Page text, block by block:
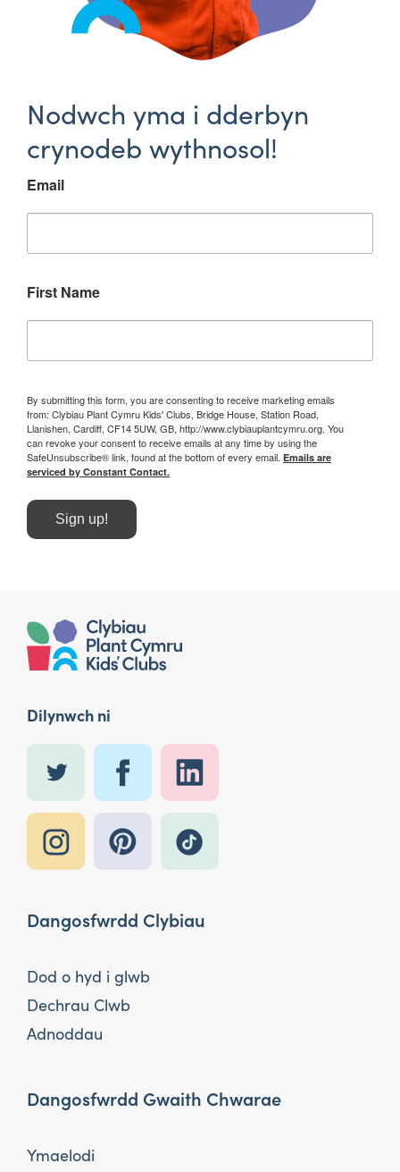
Nodwch yma i dderbyn
crynodeb wythnosol!
Email
First Name
By submitting this form, you are consenting to receive marketing emails
from: Clybiau Plant Cymru Kids' Clubs, Bridge House, Station Road,
Llanishen, Cardiff, CF14 5UW, GB, http://www.clybiauplantcymru.org. You
can revoke your consent to receive emails at any time by using the
SafeUnsubscribe® link, found at the bottom of every email. Emails are
serviced by Constant Contact.
Sign up!
Dilynwch ni
Dangosfwrdd Clybiau
Dod o hyd i glwb
Dechrau Clwb
Adnoddau
Dangosfwrdd Gwaith Chwarae
Ymaelodi